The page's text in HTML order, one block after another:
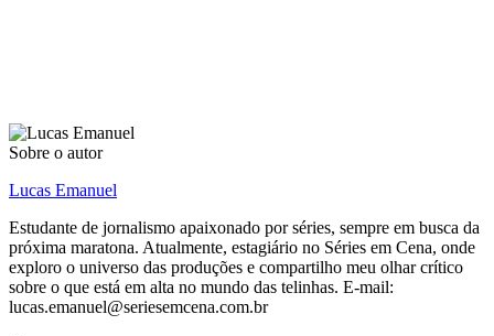
Sobre o autor
Lucas Emanuel
Estudante de jornalismo apaixonado por séries, sempre em busca da
próxima maratona. Atualmente, estagiário no Séries em Cena, onde
exploro o universo das produções e compartilho meu olhar crítico
sobre o que está em alta no mundo das telinhas. E-mail:
lucas.emanuel@seriesemcena.com.br